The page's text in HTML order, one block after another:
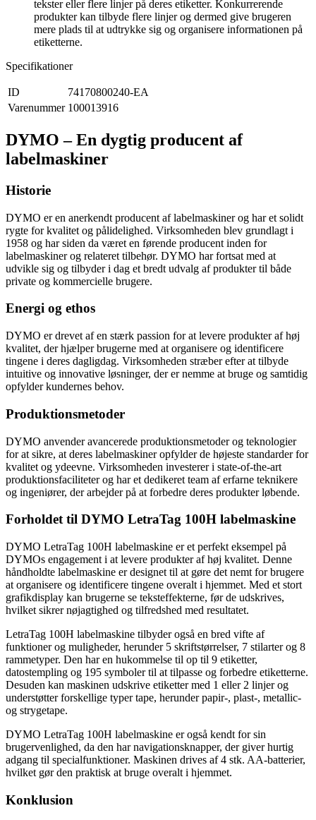
tekster eller flere linjer på deres etiketter. Konkurrerende
produkter kan tilbyde flere linjer og dermed give brugeren
mere plads til at udtrykke sig og organisere informationen på
etiketterne.
Specifikationer
ID
74170800240-EA
Varenummer 100013916
DYMO – En dygtig producent af
labelmaskiner
Historie
DYMO er en anerkendt producent af labelmaskiner og har et solidt
rygte for kvalitet og pålidelighed. Virksomheden blev grundlagt i
1958 og har siden da været en førende producent inden for
labelmaskiner og relateret tilbehør. DYMO har fortsat med at
udvikle sig og tilbyder i dag et bredt udvalg af produkter til både
private og kommercielle brugere.
Energi og ethos
DYMO er drevet af en stærk passion for at levere produkter af høj
kvalitet, der hjælper brugerne med at organisere og identificere
tingene i deres dagligdag. Virksomheden stræber efter at tilbyde
intuitive og innovative løsninger, der er nemme at bruge og samtidig
opfylder kundernes behov.
Produktionsmetoder
DYMO anvender avancerede produktionsmetoder og teknologier
for at sikre, at deres labelmaskiner opfylder de højeste standarder for
kvalitet og ydeevne. Virksomheden investerer i state-of-the-art
produktionsfaciliteter og har et dedikeret team af erfarne teknikere
og ingeniører, der arbejder på at forbedre deres produkter løbende.
Forholdet til DYMO LetraTag 100H labelmaskine
DYMO LetraTag 100H labelmaskine er et perfekt eksempel på
DYMOs engagement i at levere produkter af høj kvalitet. Denne
håndholdte labelmaskine er designet til at gøre det nemt for brugere
at organisere og identificere tingene overalt i hjemmet. Med et stort
grafikdisplay kan brugerne se teksteffekterne, før de udskrives,
hvilket sikrer nøjagtighed og tilfredshed med resultatet.
LetraTag 100H labelmaskine tilbyder også en bred vifte af
funktioner og muligheder, herunder 5 skriftstørrelser, 7 stilarter og 8
rammetyper. Den har en hukommelse til op til 9 etiketter,
datostempling og 195 symboler til at tilpasse og forbedre etiketterne.
Desuden kan maskinen udskrive etiketter med 1 eller 2 linjer og
understøtter forskellige typer tape, herunder papir-, plast-, metallic-
og strygetape.
DYMO LetraTag 100H labelmaskine er også kendt for sin
brugervenlighed, da den har navigationsknapper, der giver hurtig
adgang til specialfunktioner. Maskinen drives af 4 stk. AA-batterier,
hvilket gør den praktisk at bruge overalt i hjemmet.
Konklusion